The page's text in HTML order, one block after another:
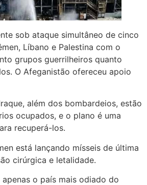
sob ataque simultâneo de cinco
Líbano e Palestina com o
grupos guerrilheiros quanto
O Afeganistão ofereceu apoio
além dos bombardeios, estão
ocupados, e o plano é uma
recuperá-los.
está lançando mísseis de última
cirúrgica e letalidade.
o país mais odiado do